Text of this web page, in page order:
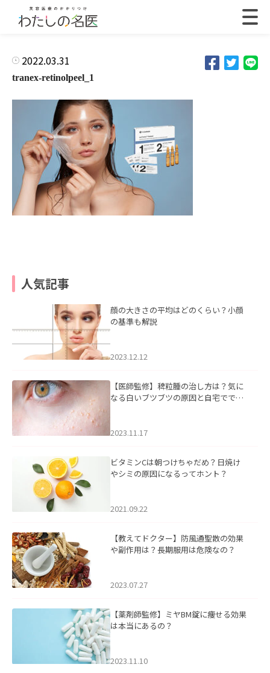
2022.03.31
tranex-retinolpeel_1
人気記事
顔の大きさの平均はどのくらい？小顔
の基準も解説
2023.12.12
【医師監修】稗粒腫の治し方は？気に
なる白いブツブツの原因と自宅ででき
2023.11.17
ビタミンCは朝つけちゃだめ？日焼け
やシミの原因になるってホント？
2021.09.22
【教えてドクター】防風通聖散の効果
や副作用は？長期服用は危険なの？
2023.07.27
【薬剤師監修】ミヤBM錠に痩せる効果
は本当にあるの？
2023.11.10